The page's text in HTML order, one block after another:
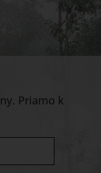
Priamo k